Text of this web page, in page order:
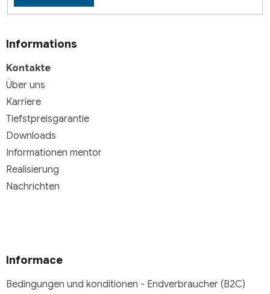
Informations
Kontakte
Über uns
Karriere
Tiefstpreisgarantie
Downloads
Informationen mentor
Realisierung
Nachrichten
Informace
Bedingungen und konditionen - Endverbraucher (B2C)